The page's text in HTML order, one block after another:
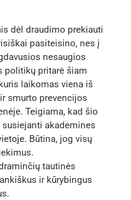
dėl draudimo prekiauti
pasiteisino, nes į
nesaugios
politikų pritarė šiam
laikomas viena iš
smurto prevencijos
Teigiama, kad šio
akademines
Būtina, jog visų
tautinės
ir kūrybingus